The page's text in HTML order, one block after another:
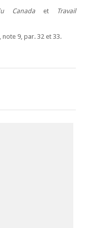
Canada et
Travail
note 9, par. 32 et 33.